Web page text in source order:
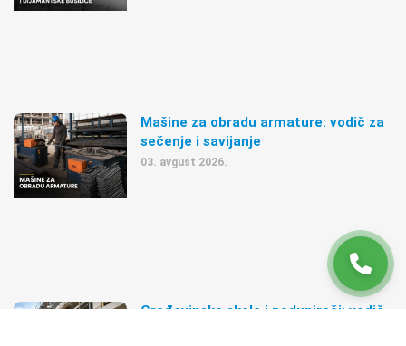
Mašine za obradu armature: vodič za
sečenje i savijanje
03. avgust 2026.
Građevinske skele i podupirači: vodič